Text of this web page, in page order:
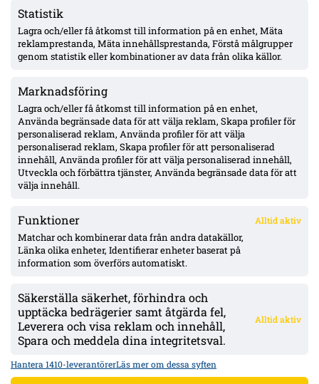
Statistik
Lagra och/eller få åtkomst till information på en enhet, Mäta
reklamprestanda, Mäta innehållsprestanda, Förstå målgrupper
genom statistik eller kombinationer av data från olika källor.
Marknadsföring
Lagra och/eller få åtkomst till information på en enhet,
Använda begränsade data för att välja reklam, Skapa profiler för
personaliserad reklam, Använda profiler för att välja
personaliserad reklam, Skapa profiler för att personaliserad
innehåll, Använda profiler för att välja personaliserad innehåll,
Utveckla och förbättra tjänster, Använda begränsade data för att
välja innehåll.
Funktioner Alltid aktiv
Matchar och kombinerar data från andra datakällor,
Länka olika enheter, Identifierar enheter baserat på
information som överförs automatiskt.
Säkerställa säkerhet, förhindra och
upptäcka bedrägerier samt åtgärda fel,
Leverera och visa reklam och innehåll,
Spara och meddela dina integritetsval.
Alltid aktiv
Hantera 1410-leverantörerLäs mer om dessa syften
MFF:s Anton Höög med tre raka starter – Helstrup:
framtidsroll som åtta, kontrakt till 2030
Pihlström två mål på två matcher – Luganos plan för år två ger
effekt
Uppgifter: Erzurumspor lägger lånebud på Ibrahim Diabaté –
GAIS-anfallaren under kontrakt till 2028
ÖVERSIKT
Nyheter & Reportage
Spelarbetyg
KONTAKT
kontakt@bollsvenskan.se
redaktionen@bollsvenskan.se
jobb@bollsvenskan.se
ÖVRIGT